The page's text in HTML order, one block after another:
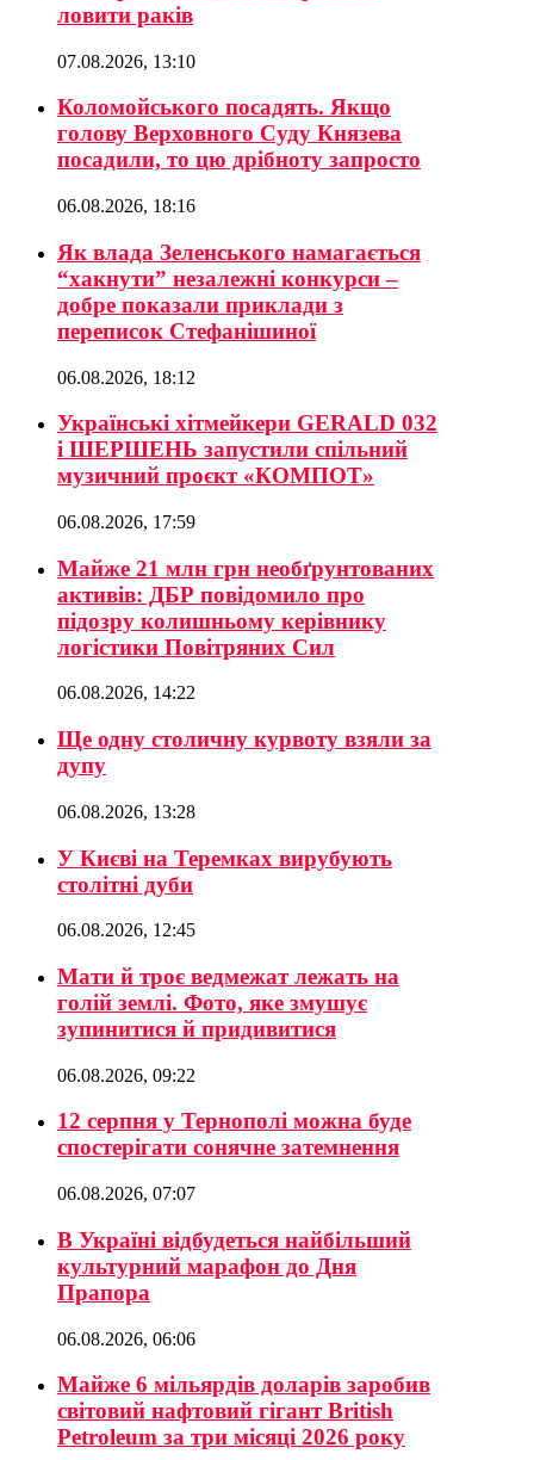
ловити раків
07.08.2026, 13:10
Коломойського посадять. Якщо
голову Верховного Суду Князева
посадили, то цю дрібноту запросто
06.08.2026, 18:16
Як влада Зеленського намагається
“хакнути” незалежні конкурси –
добре показали приклади з
переписок Стефанішиної
06.08.2026, 18:12
Українські хітмейкери GERALD 032
і ШЕРШЕНЬ запустили спільний
музичний проєкт «КОМПОТ»
06.08.2026, 17:59
Майже 21 млн грн необґрунтованих
активів: ДБР повідомило про
підозру колишньому керівнику
логістики Повітряних Сил
06.08.2026, 14:22
Ще одну столичну курвоту взяли за
дупу
06.08.2026, 13:28
У Києві на Теремках вирубують
столітні дуби
06.08.2026, 12:45
Мати й троє ведмежат лежать на
голій землі. Фото, яке змушує
зупинитися й придивитися
06.08.2026, 09:22
12 серпня у Тернополі можна буде
спостерігати сонячне затемнення
06.08.2026, 07:07
В Україні відбудеться найбільший
культурний марафон до Дня
Прапора
06.08.2026, 06:06
Майже 6 мільярдів доларів заробив
світовий нафтовий гігант British
Petroleum за три місяці 2026 року